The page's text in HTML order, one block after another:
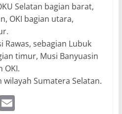
Selatan bagian barat,
OKI bagian utara,
Rawas, sebagian Lubuk
timur, Musi Banyuasin
OKI.
Sumatera Selatan.
E